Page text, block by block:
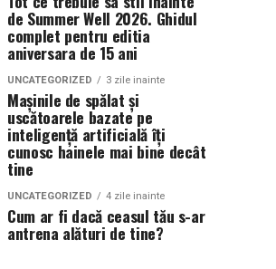
de Summer Well 2026. Ghidul
complet pentru editia
aniversara de 15 ani
UNCATEGORIZED 3 zile inainte
Mașinile de spălat și
uscătoarele bazate pe
inteligență artificială îți
cunosc hainele mai bine decât
tine
UNCATEGORIZED 4 zile inainte
Cum ar fi dacă ceasul tău s-ar
antrena alături de tine?